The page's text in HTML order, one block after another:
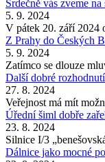
Srdečně vás zveme
5. 9. 2024
V pátek 20. září 2024
Z Prahy do Českých
5. 9. 2024
Zatímco se dlouze
Další dobré
27. 8. 2024
Veřejnost má mít
Úřední šiml dobře
23. 8. 2024
Silnice I/3
Dálnice jako mocné